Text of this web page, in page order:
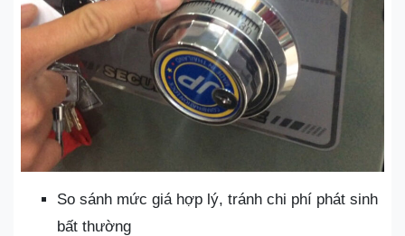
So sánh mức giá hợp lý, tránh chi phí phát sinh
bất thường